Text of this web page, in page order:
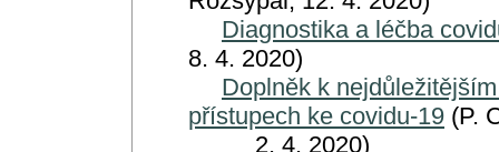
Diagnostika a léčba
8. 4. 2020)
Doplněk k
přístupech ke covidu-19 (P.
2. 4. 2020)